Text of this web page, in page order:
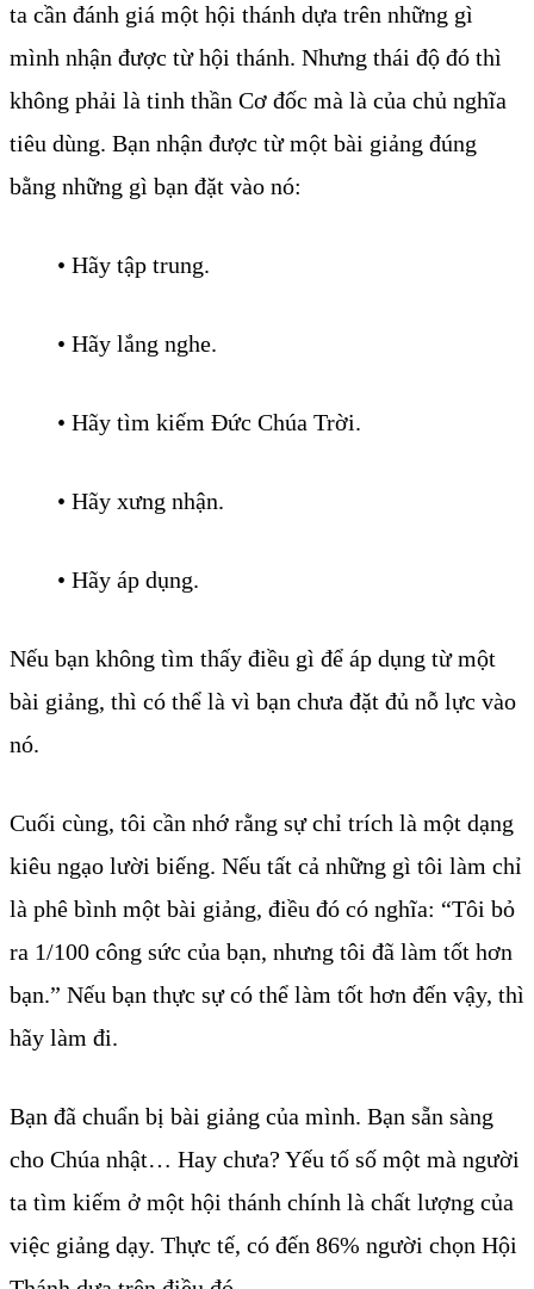
ta cần đánh giá một hội thánh dựa trên những gì
mình nhận được từ hội thánh. Nhưng thái độ đó thì
không phải là tinh thần Cơ đốc mà là của chủ nghĩa
tiêu dùng. Bạn nhận được từ một bài giảng đúng
bằng những gì bạn đặt vào nó:
• Hãy tập trung.
• Hãy lắng nghe.
• Hãy tìm kiếm Đức Chúa Trời.
• Hãy xưng nhận.
• Hãy áp dụng.
Nếu bạn không tìm thấy điều gì để áp dụng từ một
bài giảng, thì có thể là vì bạn chưa đặt đủ nỗ lực vào
nó.
Cuối cùng, tôi cần nhớ rằng sự chỉ trích là một dạng
kiêu ngạo lười biếng. Nếu tất cả những gì tôi làm chỉ
là phê bình một bài giảng, điều đó có nghĩa: “Tôi bỏ
ra 1/100 công sức của bạn, nhưng tôi đã làm tốt hơn
bạn.” Nếu bạn thực sự có thể làm tốt hơn đến vậy, thì
hãy làm đi.
Bạn đã chuẩn bị bài giảng của mình. Bạn sẵn sàng
cho Chúa nhật… Hay chưa? Yếu tố số một mà người
ta tìm kiếm ở một hội thánh chính là chất lượng của
việc giảng dạy. Thực tế, có đến 86% người chọn Hội